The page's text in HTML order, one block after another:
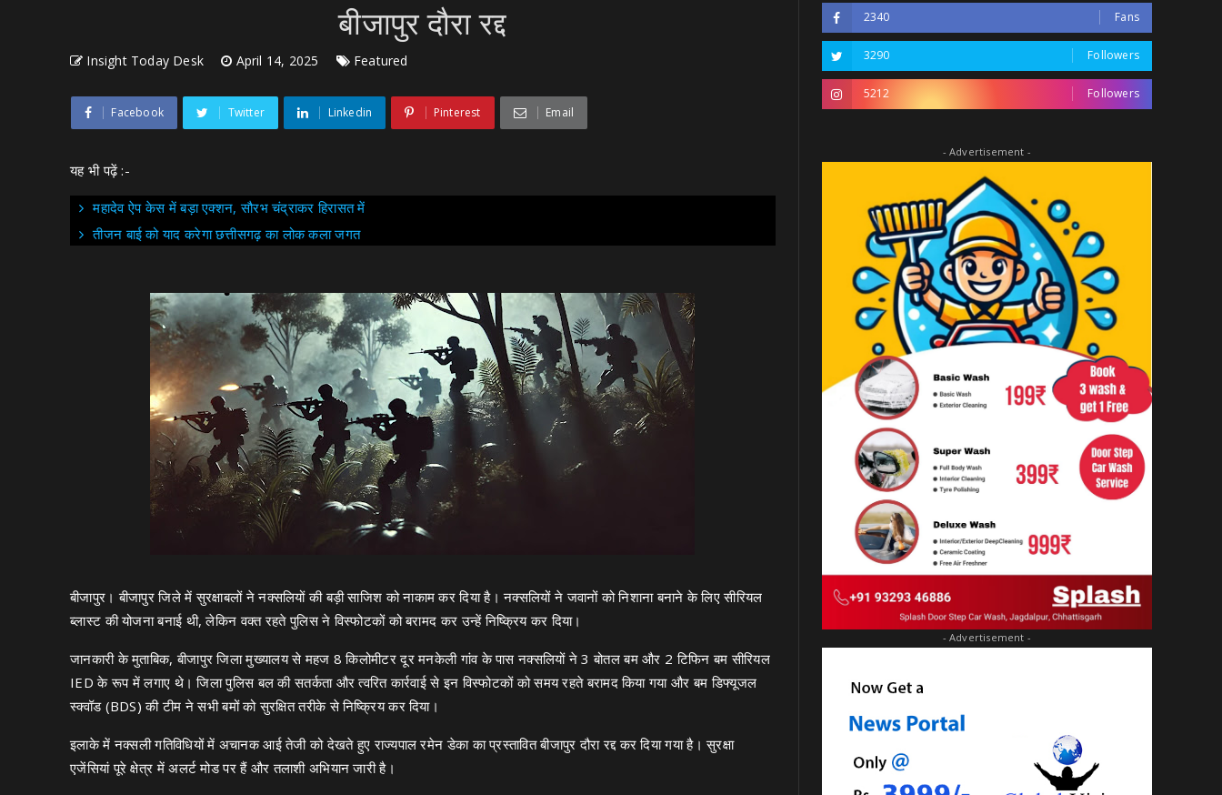
बीजापुर दौरा रद्द
Insight Today Desk April 14, 2025 Featured
Facebook Twitter Linkedin Pinterest Email
यह भी पढ़ें :-
महादेव ऐप केस में बड़ा एक्शन, सौरभ चंद्राकर हिरासत में
तीजन बाई को याद करेगा छत्तीसगढ़ का लोक कला जगत
बीजापुर। बीजापुर जिले में सुरक्षाबलों ने नक्सलियों की बड़ी साजिश को नाकाम कर दिया है। नक्सलियों ने जवानों को निशाना बनाने के लिए सीरियल
ब्लास्ट की योजना बनाई थी, लेकिन वक्त रहते पुलिस ने विस्फोटकों को बरामद कर उन्हें निष्क्रिय कर दिया।
जानकारी के मुताबिक, बीजापुर जिला मुख्यालय से महज 8 किलोमीटर दूर मनकेली गांव के पास नक्सलियों ने 3 बोतल बम और 2 टिफिन बम सीरियल
IED के रूप में लगाए थे। जिला पुलिस बल की सतर्कता और त्वरित कार्रवाई से इन विस्फोटकों को समय रहते बरामद किया गया और बम डिफ्यूजल
स्क्वॉड (BDS) की टीम ने सभी बमों को सुरक्षित तरीके से निष्क्रिय कर दिया।
इलाके में नक्सली गतिविधियों में अचानक आई तेजी को देखते हुए राज्यपाल रमेन डेका का प्रस्तावित बीजापुर दौरा रद्द कर दिया गया है। सुरक्षा
एजेंसियां पूरे क्षेत्र में अलर्ट मोड पर हैं और तलाशी अभियान जारी है।
2340 Fans
3290 Followers
5212 Followers
- Advertisement -
- Advertisement -